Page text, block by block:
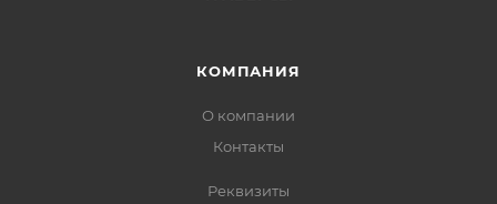
КОМПАНИЯ
О компании
Контакты
Реквизиты